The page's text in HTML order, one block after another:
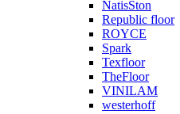
NatisSton
Republic floor
ROYCE
Spark
Texfloor
TheFloor
VINILAM
westerhoff